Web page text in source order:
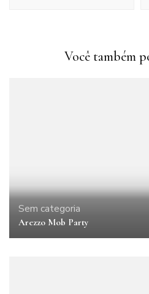
Você também
Sem categoria
Arezzo Mob Party